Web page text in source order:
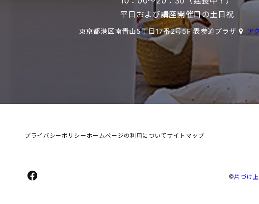
平日および講座開催日の土日祝
東京都港区南青山5丁目17番2号5F 表参道プラザ ア
プライバシーポリシーホームページの利用について サイトマップ
Facebook ©片づけ